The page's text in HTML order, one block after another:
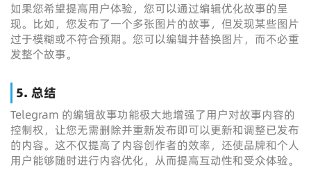
如果您希望提高用户体验，您可以通过编辑优化故事的呈
现。比如，您发布了一个多张图片的故事，但发现某些图片
过于模糊或不符合预期。您可以编辑并替换图片，而不必重
发整个故事。
5. 总结
Telegram 的编辑故事功能极大地增强了用户对故事内容的
控制权，让您无需删除并重新发布即可以更新和调整已发布
的内容。这不仅提高了内容创作者的效率，还使品牌和个人
用户能够随时进行内容优化，从而提高互动性和受众体验。